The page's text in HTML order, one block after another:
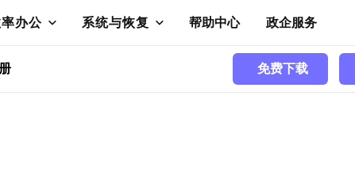
办公 系统与恢复 帮助中心 政企服务
免费下载